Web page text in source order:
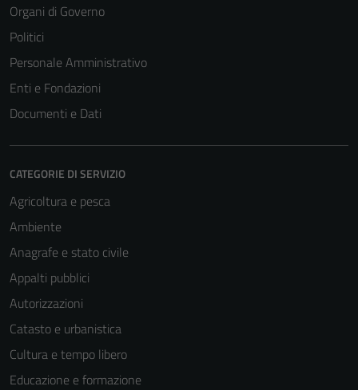
Organi di Governo
Politici
Personale Amministrativo
Enti e Fondazioni
Documenti e Dati
CATEGORIE DI SERVIZIO
Agricoltura e pesca
Ambiente
Anagrafe e stato civile
Appalti pubblici
Autorizzazioni
Catasto e urbanistica
Cultura e tempo libero
Educazione e formazione